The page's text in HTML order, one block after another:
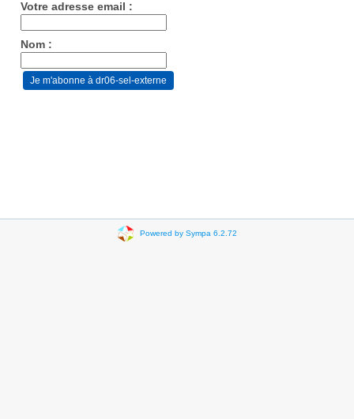
Votre adresse email :
Nom :
Powered by Sympa 6.2.72